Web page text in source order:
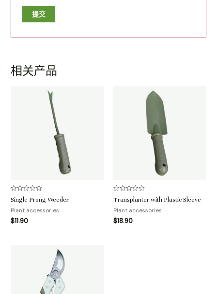
相关产品
评
分
0
&sol;
5
Single Prong Weeder
Plant accessories
$11.90
评
分
0
&sol;
5
Transplanter with Plastic Sleeve
Plant accessories
$18.90